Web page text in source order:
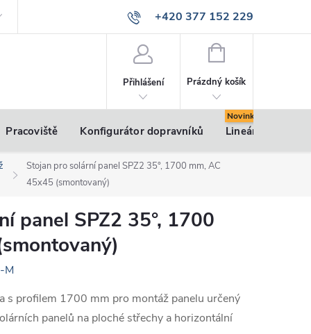
+420 377 152 229
info@vsk-profily.cz
Přihlášení
NÁKUPNÍ
Prázdný košík
Pracoviště Konfigurátor dopravníků Lineární pohony
Stojan pro solární panel SPZ2 35°, 1700 mm, AC
45x45 (smontovaný)
panel SPZ2 35°, 1700
M
s profilem 1700 mm pro montáž panelu určený
panelů na ploché střechy a horizontální